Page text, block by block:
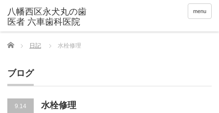
menu
Home 日記 水栓修理
ブログ
9.14
水栓修理